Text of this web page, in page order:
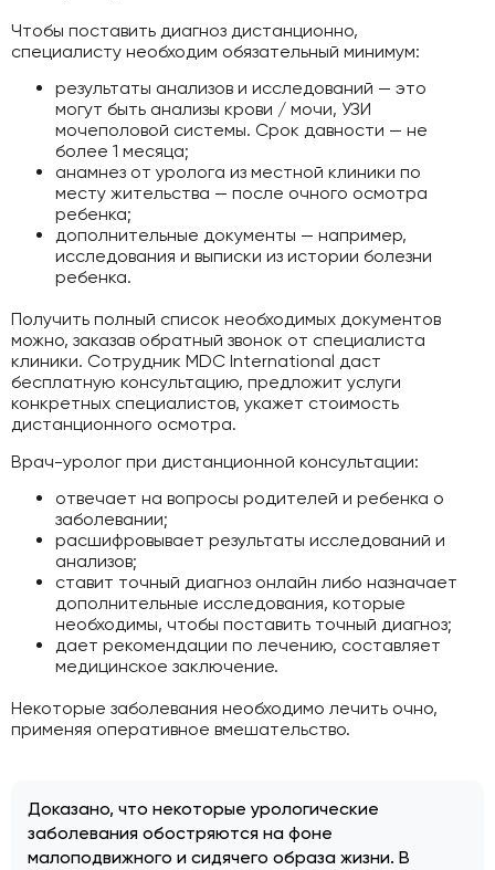
Чтобы поставить диагноз дистанционно,
специалисту необходим обязательный минимум:
результаты анализов и исследований — это
могут быть анализы крови / мочи, УЗИ
мочеполовой системы. Срок давности — не
более 1 месяца;
анамнез от уролога из местной клиники по
месту жительства — после очного осмотра
ребенка;
дополнительные документы — например,
исследования и выписки из истории болезни
ребенка.
Получить полный список необходимых документов
можно, заказав обратный звонок от специалиста
клиники. Сотрудник MDC International даст
бесплатную консультацию, предложит услуги
конкретных специалистов, укажет стоимость
дистанционного осмотра.
Врач-уролог при дистанционной консультации:
отвечает на вопросы родителей и ребенка о
заболевании;
расшифровывает результаты исследований и
анализов;
ставит точный диагноз онлайн либо назначает
дополнительные исследования, которые
необходимы, чтобы поставить точный диагноз;
дает рекомендации по лечению, составляет
медицинское заключение.
Некоторые заболевания необходимо лечить очно,
применяя оперативное вмешательство.
Доказано, что некоторые урологические
заболевания обостряются на фоне
малоподвижного и сидячего образа жизни. В